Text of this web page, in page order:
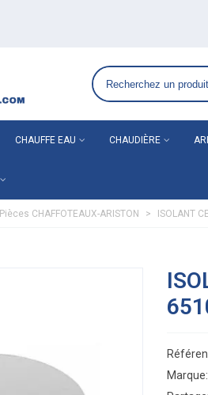
CHAUFFE EAU CHAUDIÈRE
Pièces CHAFFOTEAUX-ARISTON > ISOLANT
Marque: